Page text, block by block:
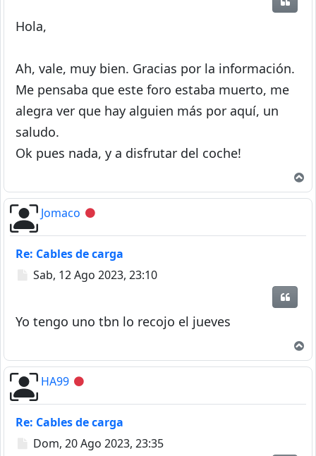
Hola,
Ah, vale, muy bien. Gracias por la información.
Me pensaba que este foro estaba muerto, me
alegra ver que hay alguien más por aquí, un
saludo.
Ok pues nada, y a disfrutar del coche!
Jomaco Desconectado
Re: Cables de carga
Mensaje
Sab, 12 Ago 2023, 23:10
Yo tengo uno tbn lo recojo el jueves
HA99 Desconectado
Re: Cables de carga
Mensaje
Dom, 20 Ago 2023, 23:35